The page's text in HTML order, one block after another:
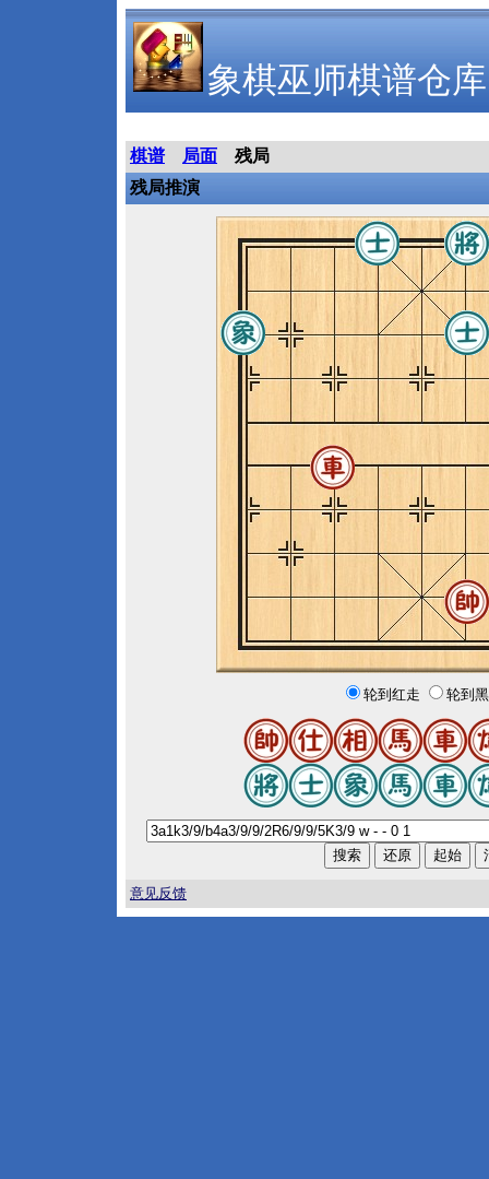
象棋巫师棋谱仓库
棋谱 局面
残局
残局推演
轮到红走 轮到
意见反馈